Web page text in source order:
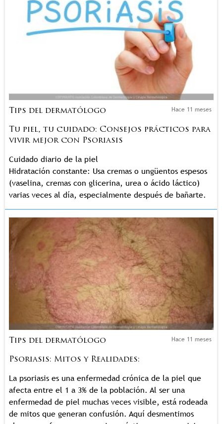
Tips del dermatólogo Hace 11 meses
Tu piel, tu cuidado: Consejos prácticos para
vivir mejor con Psoriasis
Cuidado diario de la piel
Hidratación constante: Usa cremas o ungüentos espesos
(vaselina, cremas con glicerina, urea o ácido láctico)
varias veces al día, especialmente después de bañarte.
Tips del dermatólogo Hace 11 meses
Psoriasis: Mitos y Realidades:
La psoriasis es una enfermedad crónica de la piel que
afecta entre el 1 a 3% de la población. Al ser una
enfermedad de piel muchas veces visible, está rodeada
de mitos que generan confusión. Aquí desmentimos